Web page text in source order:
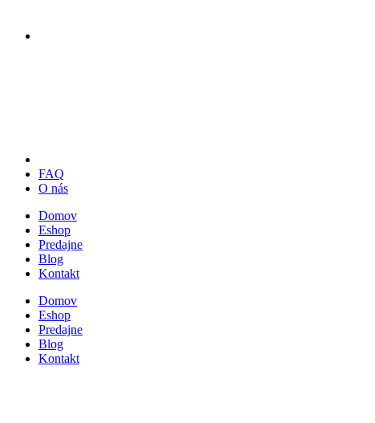
FAQ
O nás
Domov
Eshop
Predajne
Blog
Kontakt
Domov
Eshop
Predajne
Blog
Kontakt